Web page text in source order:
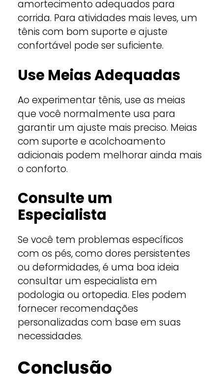
amortecimento adequados para
corrida. Para atividades mais leves, um
tênis com bom suporte e ajuste
confortável pode ser suficiente.
Use Meias Adequadas
Ao experimentar tênis, use as meias
que você normalmente usa para
garantir um ajuste mais preciso. Meias
com suporte e acolchoamento
adicionais podem melhorar ainda mais
o conforto.
Consulte um
Especialista
Se você tem problemas específicos
com os pés, como dores persistentes
ou deformidades, é uma boa ideia
consultar um especialista em
podologia ou ortopedia. Eles podem
fornecer recomendações
personalizadas com base em suas
necessidades.
Conclusão